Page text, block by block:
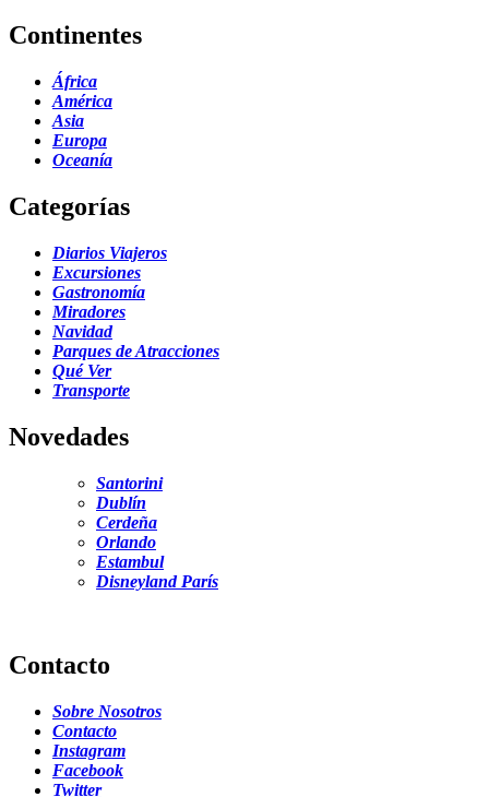
Continentes
África
América
Asia
Europa
Oceanía
Categorías
Diarios Viajeros
Excursiones
Gastronomía
Miradores
Navidad
Parques de Atracciones
Qué Ver
Transporte
Novedades
Santorini
Dublín
Cerdeña
Orlando
Estambul
Disneyland París
Contacto
Sobre Nosotros
Contacto
Instagram
Facebook
Twitter